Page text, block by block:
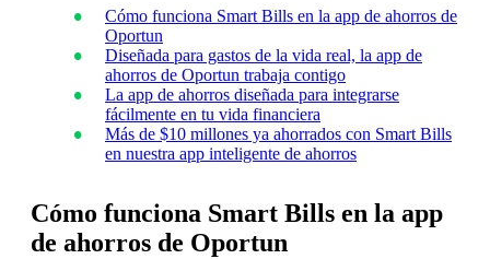
Cómo funciona Smart Bills en la app de ahorros de
Oportun
Diseñada para gastos de la vida real, la app de
ahorros de Oportun trabaja contigo
La app de ahorros diseñada para integrarse
fácilmente en tu vida financiera
Más de $10 millones ya ahorrados con Smart Bills
en nuestra app inteligente de ahorros
Cómo funciona Smart Bills en la app
de ahorros de Oportun